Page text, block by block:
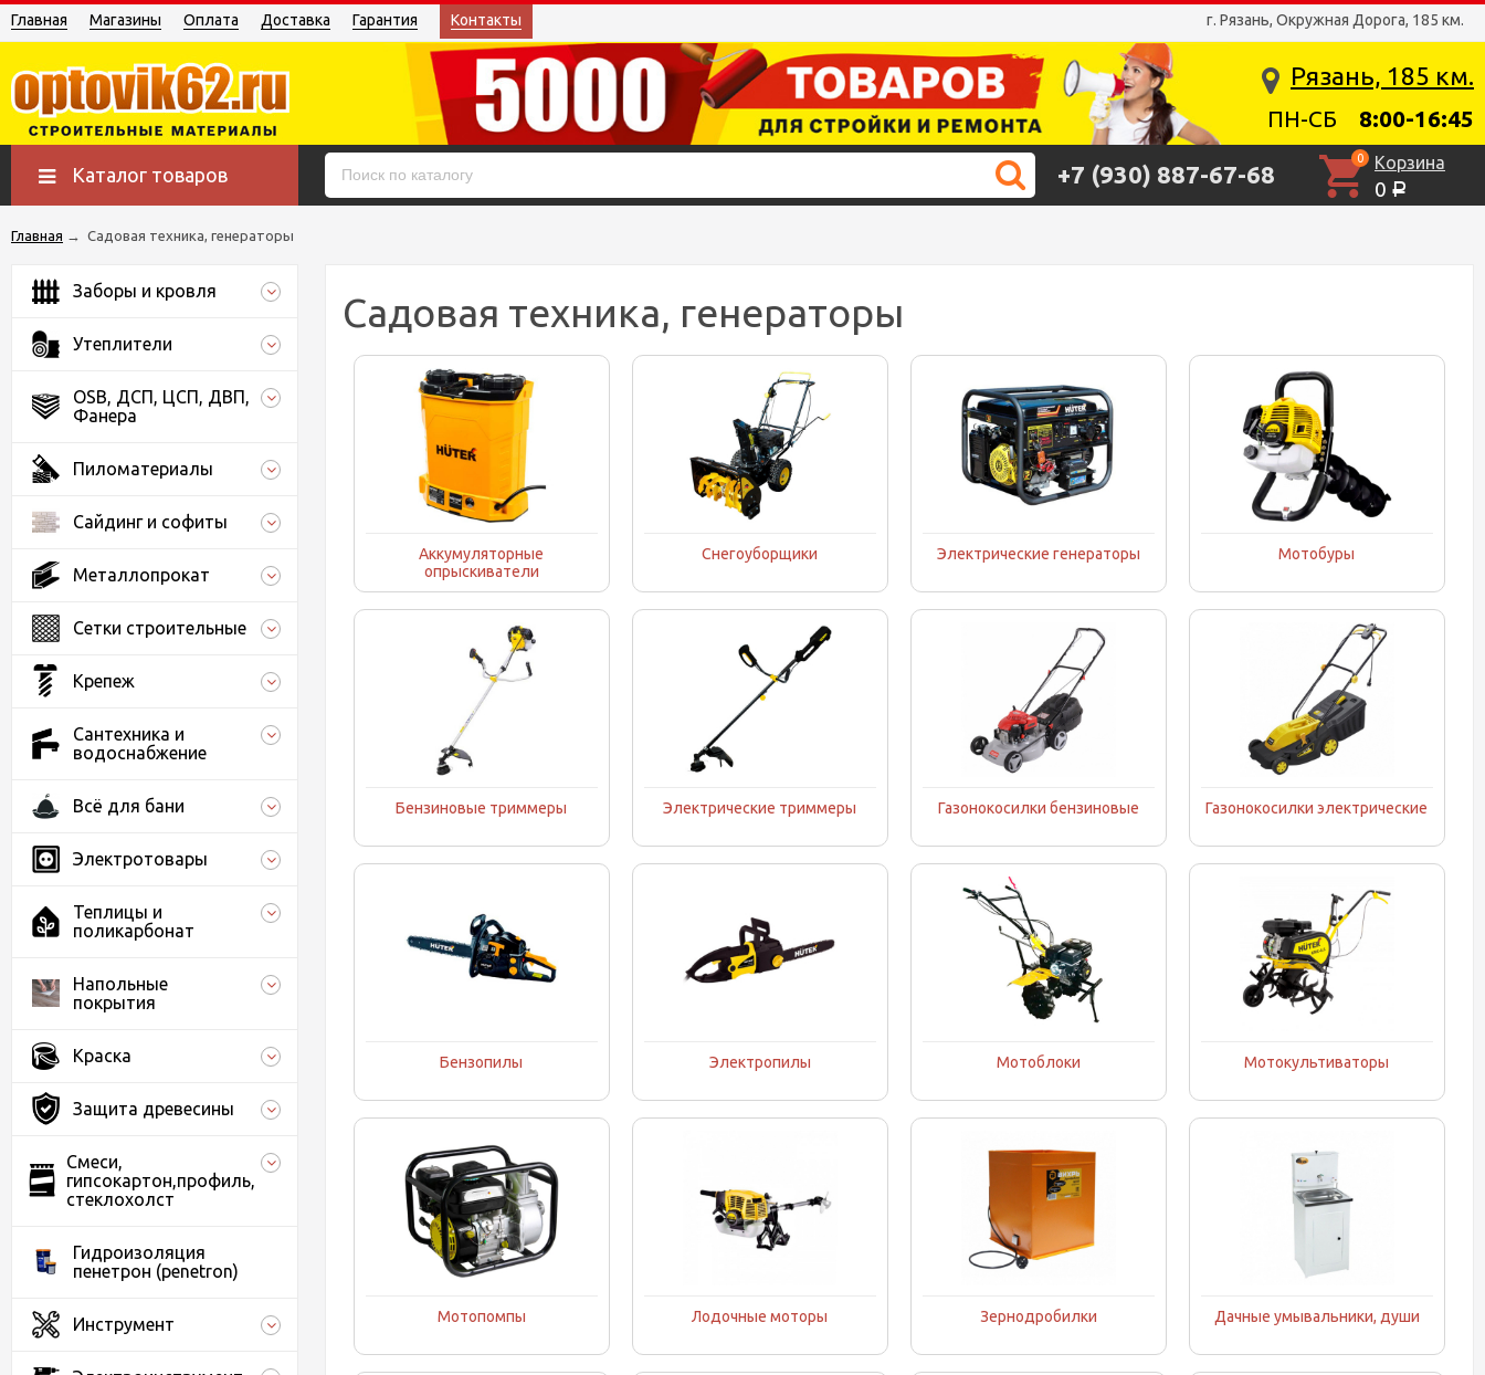
г. Рязань, Окружная Дорога, 185 км.
Главная Магазины Оплата Доставка Гарантия Контакты
Рязань, 185 км.
ПН-СБ 8:00-16:45
Каталог товаров +7 (930) 887-67-68
0 Корзина
0 Р
Главная → Садовая техника, генераторы
Заборы и кровля
Утеплители
OSB, ДСП, ЦСП, ДВП,
Фанера
Пиломатериалы
Сайдинг и софиты
Металлопрокат
Сетки строительные
Крепеж
Сантехника и
водоснабжение
Всё для бани
Электротовары
Теплицы и
поликарбонат
Напольные
покрытия
Краска
Защита древесины
Смеси,
гипсокартон,профиль,
стеклохолст
Гидроизоляция
пенетрон (penetron)
Инструмент
Садовая техника, генераторы
Аккумуляторные
опрыскиватели
Снегоуборщики Электрические генераторы Мотобуры
Бензиновые триммеры Электрические триммеры Газонокосилки бензиновые Газонокосилки электрические
Бензопилы Электропилы Мотоблоки Мотокультиваторы
Мотопомпы Лодочные моторы Зернодробилки Дачные умывальники, души